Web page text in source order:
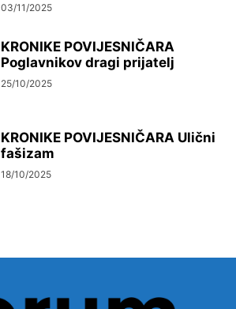
03/11/2025
KRONIKE POVIJESNIČARA
Poglavnikov dragi prijatelj
25/10/2025
KRONIKE POVIJESNIČARA Ulični
fašizam
18/10/2025